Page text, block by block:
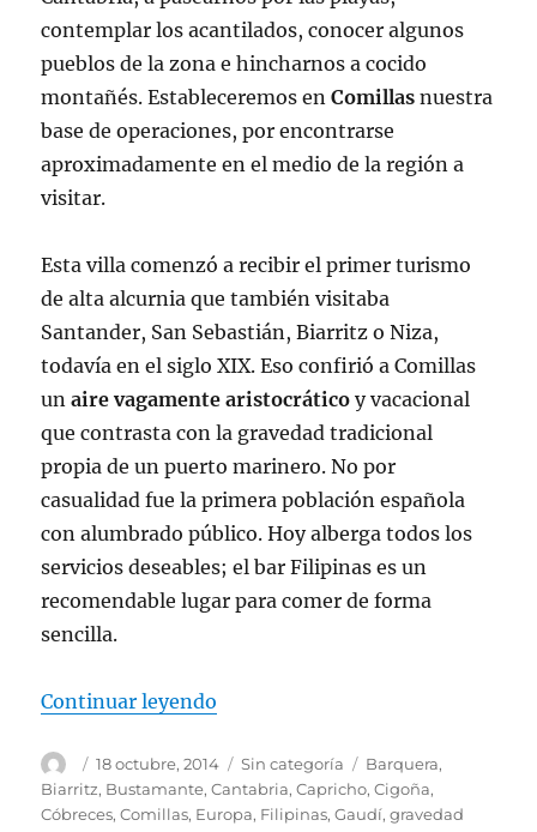
contemplar los acantilados, conocer algunos
pueblos de la zona e hincharnos a cocido
montañés. Estableceremos enComillas nuestra
base de operaciones, por encontrarse
aproximadamente en el medio de la región a
visitar.
Esta villa comenzó a recibir el primer turismo
de alta alcurnia que también visitaba
Santander, San Sebastián, Biarritz o Niza,
todavía en el siglo XIX. Eso confirió a Comillas
unaire vagamente aristocrático y vacacional
que contrasta con la gravedad tradicional
propia de un puerto marinero. No por
casualidad fue la primera población española
con alumbrado público. Hoy alberga todos los
servicios deseables; el bar Filipinas es un
recomendable lugar para comer de forma
sencilla.
Continuar leyendo
Autor
Publicado
el
18 octubre, 2014 Categorías
Sin categoría Etiquetas
Barquera,
Biarritz, Bustamante,Cantabria,Capricho,Cigoña,
Cóbreces,Comillas, Europa, Filipinas,Gaudí,gravedad